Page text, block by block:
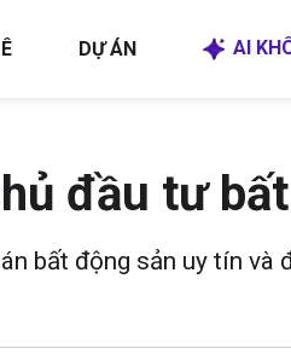
DỰ ÁN AI
đầu tư
bất động sản uy tín và